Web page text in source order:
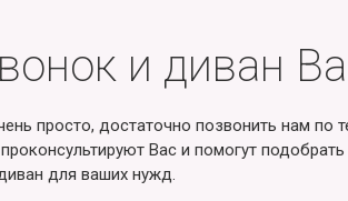
и диван
просто, достаточно позвонить нам по
Вас и помогут
для ваших нужд.